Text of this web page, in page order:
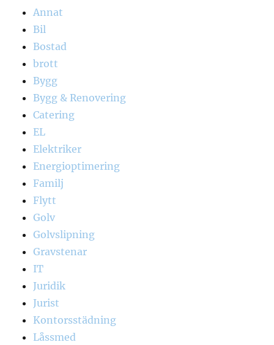
Annat
Bil
Bostad
brott
Bygg
Bygg & Renovering
Catering
EL
Elektriker
Energioptimering
Familj
Flytt
Golv
Golvslipning
Gravstenar
IT
Juridik
Jurist
Kontorsstädning
Låssmed